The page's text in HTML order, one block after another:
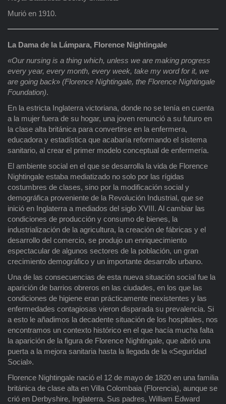
Murió en 1910.
La Dama de la Lámpara, Florence Nightingale
«Our nursing is a thing which, unless we are making progress
every year, every month, every week, take my word for it, we
are going back» (Florence Nightingale, the Florence Nightingale
Foundation).
En la estricta Inglaterra victoriana, donde no se tenía en cuenta
a la mujer fuera de su hogar, una joven renunció a su futuro en
la clase alta británica para convertirse en la enfermera,
educadora y estadística que acabaría reformando el sistema
sanitario, al crear el primer modelo conceptual de enfermería.
El ambiente social en el que se desarrolla la vida de Florence
Nightingale estaba mediatizado no solo por las rígidas
costumbres de clases, sino por la modificación social y
demográfica proveniente de la Revolución Industrial, que se
inició en Inglaterra a mediados del siglo XVIII. Al cambiar las
condiciones de producción y consumo de bienes, la
industrialización de la agricultura, la creación de fábricas y el
desarrollo del comercio, se produjo un enriquecimiento
espectacular de algunos sectores de la población, un gran
crecimiento demográfico y un importante desarrollo urbano.
Una de las consecuencias de esta nueva situación social fue la
aparición de barrios obreros en las ciudades, en los que las
condiciones de higiene eran prácticamente inexistentes y las
enfermedades contagiosas vieron disparada su prevalencia. Si
a esto le añadimos la decadente situación de los hospitales, nos
encontramos un contexto histórico en el que hacía mucha falta
la aparición de la figura de Florence Nightingale, que abrió una
puerta a la mejora sanitaria hasta la llegada de la «Seguridad
Social».
Florence Nightingale nació el 12 de mayo de 1820 en una familia
británica de clase alta en Villa Colombaia (Florencia), aunque se
crió en Derbyshire, Inglaterra. Sus padres, William Edward